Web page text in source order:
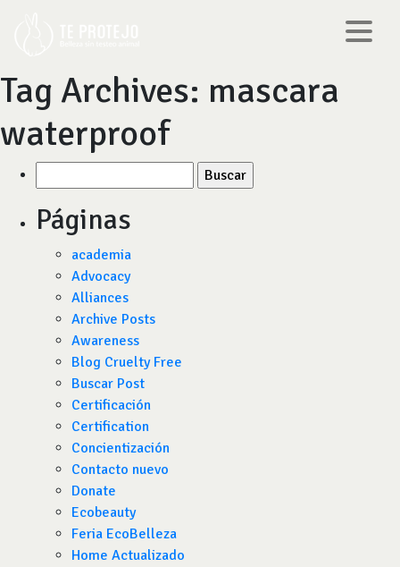
Tag Archives: mascara
waterproof
por:
Páginas
academia
Advocacy
Alliances
Archive Posts
Awareness
Blog Cruelty Free
Buscar Post
Certificación
Certification
Concientización
Contacto nuevo
Donate
Ecobeauty
Feria EcoBelleza
Home Actualizado